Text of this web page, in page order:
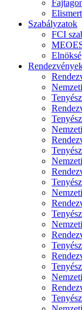
Szabályzatok
FCI